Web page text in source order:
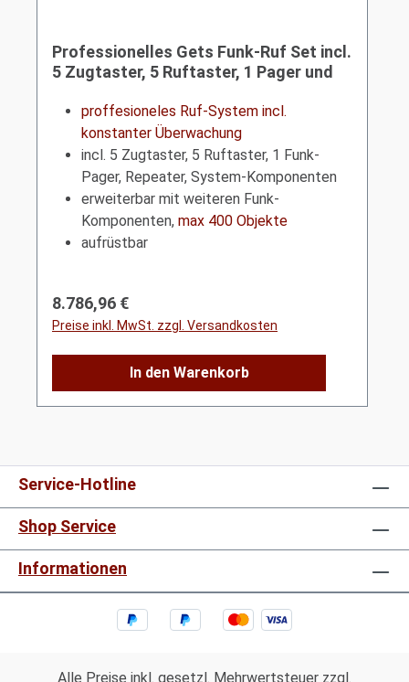
Professionelles Gets Funk-Ruf Set incl.
5 Zugtaster, 5 Ruftaster, 1 Pager und
proffesioneles Ruf-System incl.
konstanter Überwachung
incl. 5 Zugtaster, 5 Ruftaster, 1 Funk-
Pager, Repeater, System-Komponenten
erweiterbar mit weiteren Funk-
Komponenten, max 400 Objekte
aufrüstbar
Regulärer Preis:
8.786,96 €
Preise inkl. MwSt. zzgl. Versandkosten
In den Warenkorb
Service-Hotline
Shop Service
Informationen
Alle Preise inkl. gesetzl. Mehrwertsteuer zzgl.